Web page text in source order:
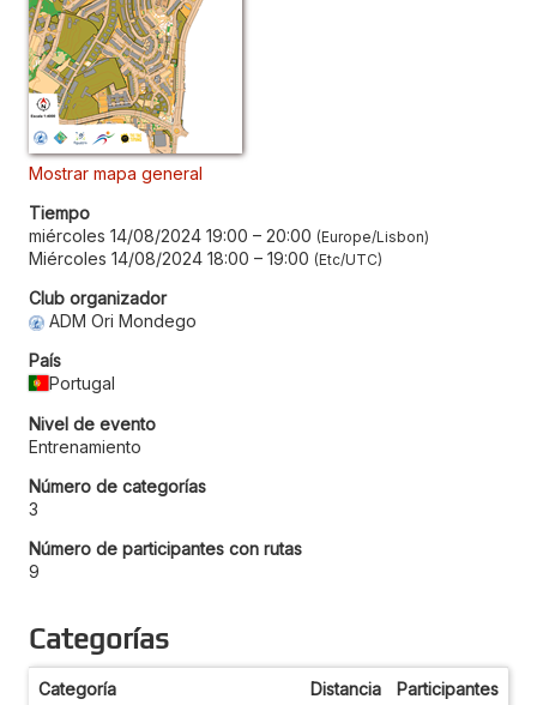
Mostrar mapa general
Tiempo
miércoles 14/08/2024 19:00 – 20:00 Europe/Lisbon
Miércoles 14/08/2024 18:00 – 19:00 Etc/UTC
Club organizador
ADM Ori Mondego
País
Portugal
Nivel de evento
Entrenamiento
Número de categorías
3
Número de participantes con rutas
9
Categorías
Categoría Distancia Participantes